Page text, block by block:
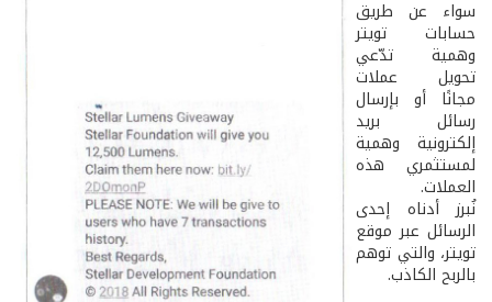
سواء عن طريق
حسابات تويتر
وهمية تدّعي
تحويل عملات
مجانًا أو بإرسال
رسائل بريد
إلكترونية وهمية
لمستثمري هذه
العملات.
نُبرز أدناه إحدى
الرسائل عبر موقع
تويتر، والتي توهم
بالربح الكاذب.